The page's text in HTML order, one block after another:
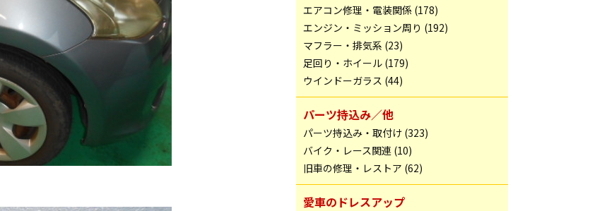
エアコン修理・電装関係 (178)
エンジン・ミッション周り (192)
マフラー・排気系 (23)
足回り・ホイール (179)
ウインドーガラス (44)
パーツ持込み／他
パーツ持込み・取付け (323)
バイク・レース関連 (10)
旧車の修理・レストア (62)
愛車のドレスアップ